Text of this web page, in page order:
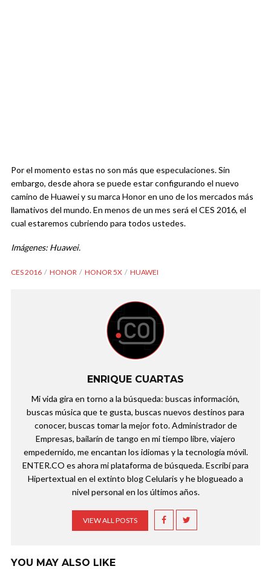
Por el momento estas no son más que especulaciones. Sin
embargo, desde ahora se puede estar configurando el nuevo
camino de Huawei y su marca Honor en uno de los mercados más
llamativos del mundo. En menos de un mes será el CES 2016, el
cual estaremos cubriendo para todos ustedes.
Imágenes: Huawei.
CES 2016 HONOR HONOR 5X HUAWEI
ENRIQUE CUARTAS
Mi vida gira en torno a la búsqueda: buscas información,
buscas música que te gusta, buscas nuevos destinos para
conocer, buscas tomar la mejor foto. Administrador de
Empresas, bailarín de tango en mi tiempo libre, viajero
empedernido, me encantan los idiomas y la tecnología móvil.
ENTER.CO es ahora mi plataforma de búsqueda. Escribí para
Hipertextual en el extinto blog Celularis y he blogueado a
nivel personal en los últimos años.
VIEW ALL POSTS
YOU MAY ALSO LIKE